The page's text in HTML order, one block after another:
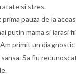
si stres.
prima pauza de la
putin mama si iarasi
primit un
Sa fiu